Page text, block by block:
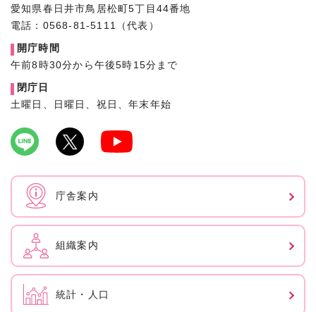
愛知県春日井市鳥居松町5丁目44番地
電話：0568-81-5111（代表）
開庁時間
午前8時30分から午後5時15分まで
閉庁日
土曜日、日曜日、祝日、年末年始
庁舎案内
組織案内
統計・人口